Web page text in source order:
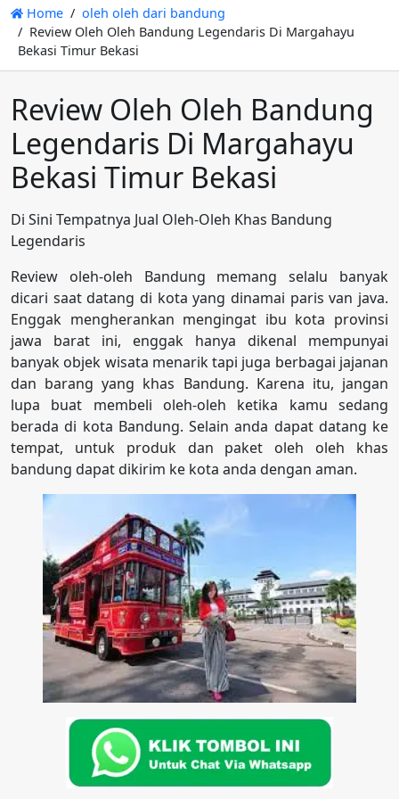
Home
oleh oleh dari bandung
Review Oleh Oleh Bandung Legendaris Di Margahayu
Bekasi Timur Bekasi
Review Oleh Oleh Bandung
Legendaris Di Margahayu
Bekasi Timur Bekasi
Di Sini Tempatnya Jual Oleh-Oleh Khas Bandung
Legendaris
Review oleh-oleh Bandung memang selalu banyak
dicari saat datang di kota yang dinamai paris van java.
Enggak mengherankan mengingat ibu kota provinsi
jawa barat ini, enggak hanya dikenal mempunyai
banyak objek wisata menarik tapi juga berbagai jajanan
dan barang yang khas Bandung. Karena itu, jangan
lupa buat membeli oleh-oleh ketika kamu sedang
berada di kota Bandung. Selain anda dapat datang ke
tempat, untuk produk dan paket oleh oleh khas
bandung dapat dikirim ke kota anda dengan aman.